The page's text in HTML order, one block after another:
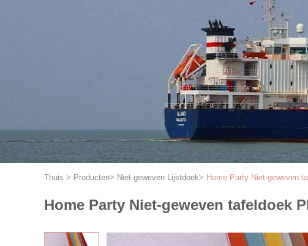
Thuis > Producten> Niet-geweven Lijstdoek> Home Party Niet-geweven
Home Party Niet-geweven tafeldoek